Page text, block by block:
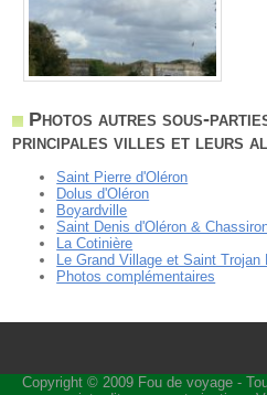
Photos autres sous-
principales villes et leurs
Saint Pierre d'Oléron
Dolus d'Oléron
Boyardville
Saint Denis d'Oléron &
La Cotinière
Le Grand Village et Saint Trojan
Photos complémentaires
Copyright © 2009 Fou de voyage-